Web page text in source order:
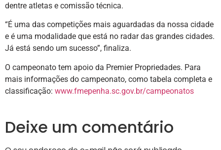
dentre atletas e comissão técnica.
“É uma das competições mais aguardadas da nossa cidade
e é uma modalidade que está no radar das grandes cidades.
Já está sendo um sucesso”, finaliza.
O campeonato tem apoio da Premier Propriedades. Para
mais informações do campeonato, como tabela completa e
classificação: www.fmepenha.sc.gov.br/campeonatos
Deixe um comentário